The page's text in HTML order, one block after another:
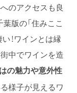
のアクセスも良
版の「住みここ
！ワインとは縁
中でワインを造
の魅力や意外性
様子が見えるワ